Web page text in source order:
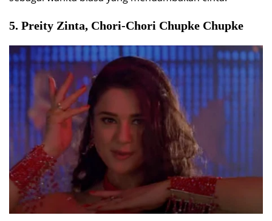
5. Preity Zinta, Chori-Chori Chupke Chupke